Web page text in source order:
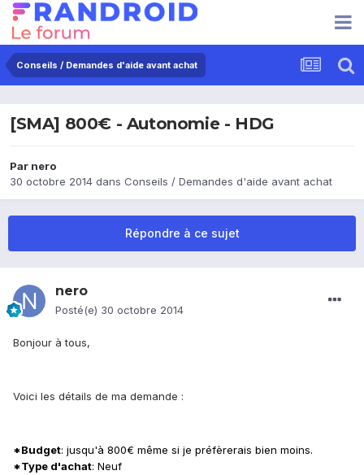
Conseils / Demandes d'aide avant achat
[SMA] 800€ - Autonomie - HDG
Par nero
30 octobre 2014 dans Conseils / Demandes d'aide avant achat
Répondre à ce sujet
nero
Posté(e) 30 octobre 2014
Bonjour à tous,
Voici les détails de ma demande :
*Budget: jusqu'à 800€ même si je préfèrerais bien moins.
*Type d'achat: Neuf